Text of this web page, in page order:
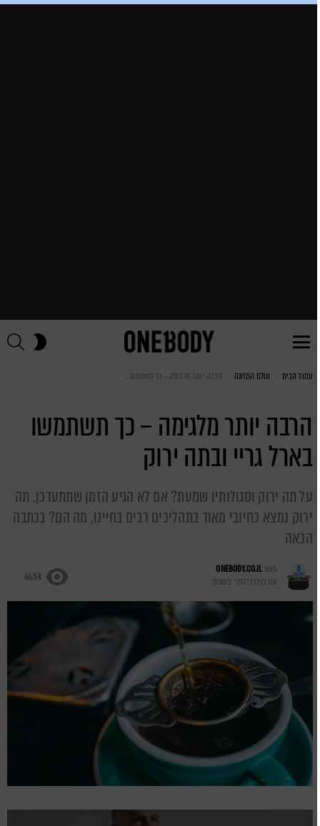
SKIN
You are here:
עמוד הבית עולם התזונה הרבה יותר מלגימה – כך תשתמשו בארל גריי ובתה ירוק
הרבה יותר מלגימה – כך תשתמשו
בארל גריי ובתה ירוק
על תה ירוק וסגולותיו שמעת? אם לא הגיע הזמן שתתעדכן. תה
ירוק נמצא כחיובי מאוד בתהליכים רבים בחיינו, מה הם? בכתבה
הבאה
מאתONEBODY.CO.IL
עודכן לפנילפני 5 שנים 66.5k